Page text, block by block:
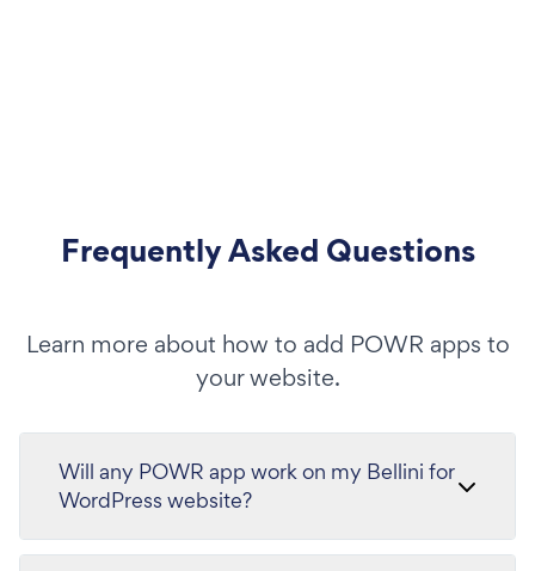
Frequently Asked Questions
Learn more about how to add POWR apps to
your website.
Will any POWR app work on my Bellini for
WordPress website?